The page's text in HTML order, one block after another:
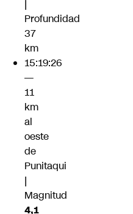
|
Profundidad
37
km
15:19:26
—
11
km
al
oeste
de
Punitaqui
|
Magnitud
4,1